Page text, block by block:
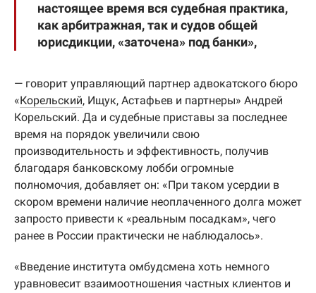
настоящее время вся судебная практика,
как арбитражная, так и судов общей
юрисдикции, «заточена» под банки»,
— говорит управляющий партнер адвокатского бюро
«Корельский, Ищук, Астафьев и партнеры» Андрей
Корельский. Да и судебные приставы за последнее
время на порядок увеличили свою
производительность и эффективность, получив
благодаря банковскому лобби огромные
полномочия, добавляет он: «При таком усердии в
скором времени наличие неоплаченного долга может
запросто привести к «реальным посадкам», чего
ранее в России практически не наблюдалось».
«Введение института омбудсмена хоть немного
уравновесит взаимоотношения частных клиентов и